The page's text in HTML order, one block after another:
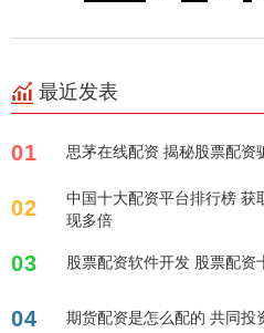
最近发表
01 思茅在线配资 揭秘股票配资
02
中国十大配资平台排行榜
现多倍
03 股票配资软件开发 股票配
04 期货配资是怎么配的 共同投